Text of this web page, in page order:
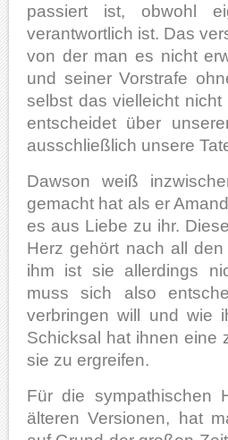
passiert ist, obwohl
verantwortlich ist. Das
von der man es nicht
und seiner Vorstrafe
selbst das vielleicht
entscheidet über
ausschließlich unsere
Dawson weiß
gemacht hat als er
es aus Liebe zu ihr.
Herz gehört nach all
ihm ist sie allerdings
muss sich also
verbringen will und wie
Schicksal hat ihnen eine
sie zu ergreifen.
Für die sympathischen
älteren Versionen, hat